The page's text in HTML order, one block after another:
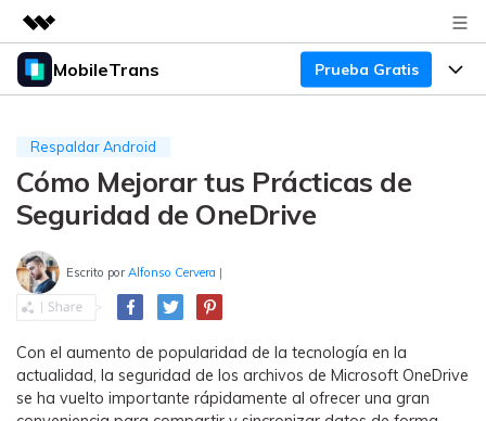
Productos destacados
Utilidades
Resumen
Soluciones
Quiénes somos
Sala de prensa
Tienda
Soporte
MobileTrans Prueba Gratis
Para Escritorio
Pasa datos de WhatsApp de
Android a iPhone o viceversa. Hace
y restaura copias de seguridad de
WhatsApp y más apps sociales.
Respaldo y Restauración
Precios
Precios para Mac
Precios para Empresas
Descuentos Educativos
Soporte
Guía de Usuario
Preguntas Frecuentes
Más Soporte
Blog
Tendencias
Buscar
Respaldar Android
Cómo Mejorar tus Prácticas de
Seguridad de OneDrive
Escrito porAlfonso Cervera |
Con el aumento de popularidad de la tecnología en la
actualidad, la seguridad de los archivos de Microsoft OneDrive
se ha vuelto importante rápidamente al ofrecer una gran